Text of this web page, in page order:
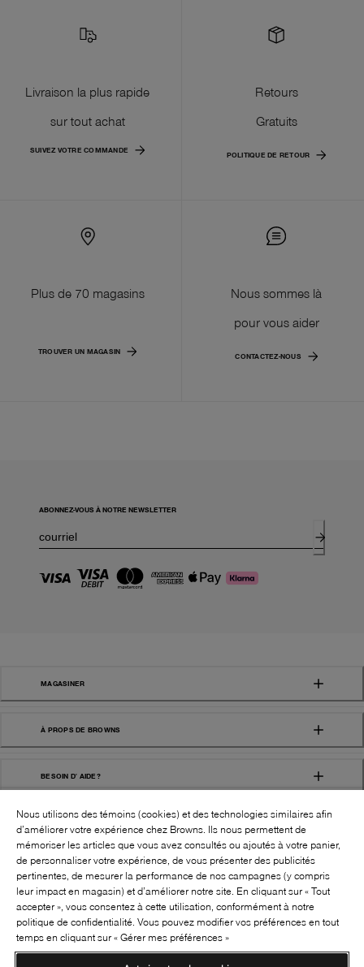
Livraison la plus rapide
sur tout achat
SUIVEZ VOTRE COMMANDE
Retours
Gratuits
POLITIQUE DE RETOUR
Plus de 70 magasins
TROUVER UN MAGASIN
Nous sommes là
pour vous aider
CONTACTEZ-NOUS
ABONNEZ-VOUS À NOTRE NEWSLETTER
MAGASINER
À PROPS DE BROWNS
BESOIN D' AIDE?
BROWNS SHOES INC. TOUS DROITS
RÉSERVÉS
SUIVEZ-NOUS!:
Nous utilisons des témoins (cookies) et des technologies similaires afin
d’améliorer votre expérience chez Browns. Ils nous permettent de
mémoriser les articles que vous avez consultés ou ajoutés à votre panier,
de personnaliser votre expérience, de vous présenter des publicités
pertinentes, de mesurer la performance de nos campagnes (y compris
leur impact en magasin) et d’améliorer notre site. En cliquant sur « Tout
accepter », vous consentez à cette utilisation, conformément à notre
politique de confidentialité. Vous pouvez modifier vos préférences en tout
temps en cliquant sur « Gérer mes préférences »